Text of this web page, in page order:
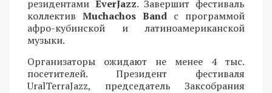
резидентами EverJazz. Завершит фестиваль
коллектив Muchachos Band с программой
афро-кубинской и латиноамериканской
музыки.
Организаторы ожидают не менее 4 тыс.
посетителей. Президент фестиваля
UralTerraJazz, председатель Заксобрания